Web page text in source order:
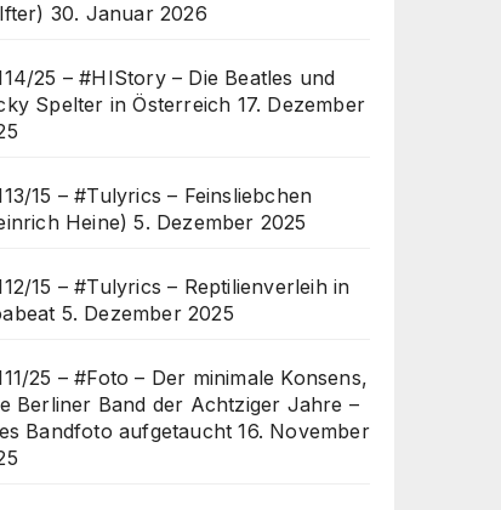
30. Januar 2026
25 – #HIStory – Die Beatles und
Spelter in Österreich 17. Dezember
15 – #Tulyrics – Feinsliebchen
Heine) 5. Dezember 2025
15 – #Tulyrics – Reptilienverleih in
5. Dezember 2025
25 – #Foto – Der minimale Konsens,
Berliner Band der Achtziger Jahre –
Bandfoto aufgetaucht 16. November